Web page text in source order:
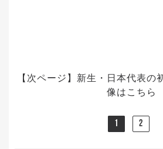
【次ページ】新生・日本代表の
像はこちら
1 2